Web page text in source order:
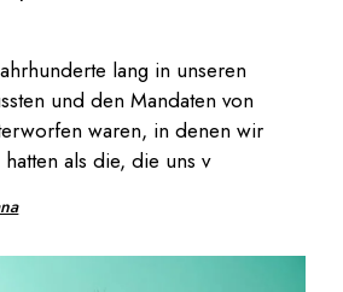
lang in unseren
und den Mandaten von
waren, in denen wir
als die, die uns v